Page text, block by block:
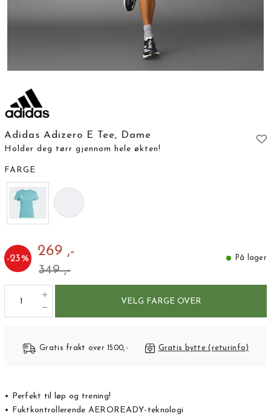
Adidas Adizero E Tee, Dame
Holder deg tørr gjennom hele økten!
FARGE
-23% 269 ,-
349 ,-
På lager
VELG FARGE OVER
Gratis frakt over 1500,- Gratis bytte (returinfo)
• Perfekt til løp og trening!
• Fuktkontrollerende AEROREADY-teknologi